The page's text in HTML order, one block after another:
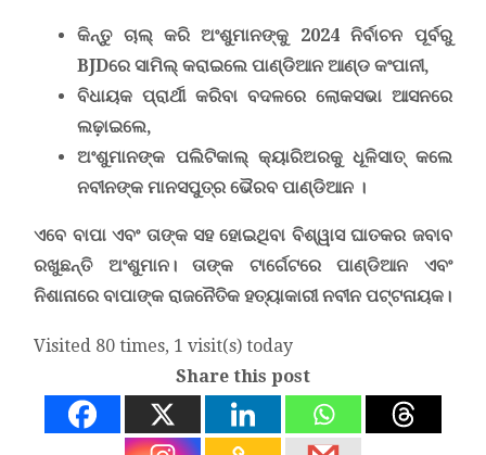
କିନ୍ତୁ ଚାଲ୍ କରି ଅଂଶୁମାନଙ୍କୁ 2024 ନିର୍ବାଚନ ପୂର୍ବରୁ
BJDରେ ସାମିଲ୍ କରାଇଲେ ପାଣ୍ଡିଆନ ଆଣ୍ଡ କଂପାନୀ,
ବିଧାୟକ ପ୍ରାର୍ଥୀ କରିବା ବଦଳରେ ଲୋକସଭା ଆସନରେ
ଲଢ଼ାଇଲେ,
ଅଂଶୁମାନଙ୍କ ପଲିଟିକାଲ୍ କ୍ୟାରିଅରକୁ ଧୂଳିସାତ୍ କଲେ
ନବୀନଙ୍କ ମାନସପୁତ୍ର ଭୈରବ ପାଣ୍ଡିଆନ ।
ଏବେ ବାପା ଏବଂ ତାଙ୍କ ସହ ହୋଇଥିବା ବିଶ୍ୱାସ ଘାତକର ଜବାବ
ରଖୁଛନ୍ତି ଅଂଶୁମାନ। ତାଙ୍କ ଟାର୍ଗେଟରେ ପାଣ୍ଡିଆନ ଏବଂ
ନିଶାନାରେ ବାପାଙ୍କ ରାଜନୈତିକ ହତ୍ୟାକାରୀ ନବୀନ ପଟ୍ଟନାୟକ।
Visited 80 times, 1 visit(s) today
Share this post